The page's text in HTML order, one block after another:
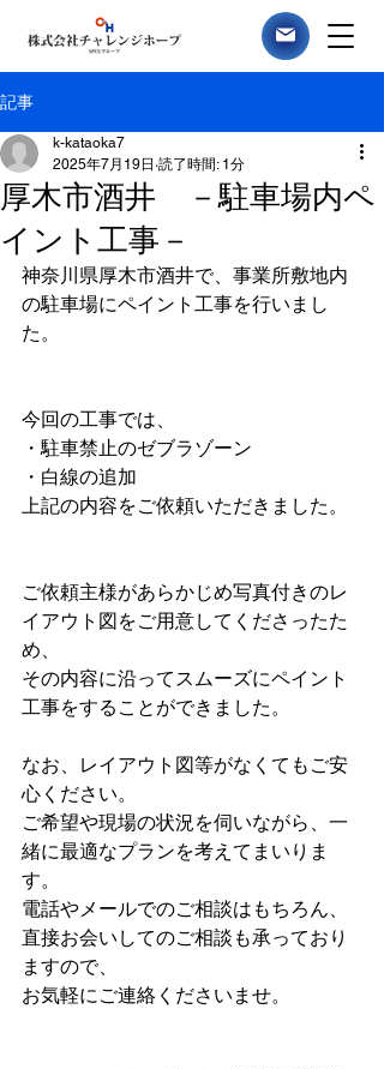
記事
厚木市酒井 －駐車場内ペ
イント工事－
k-kataoka7
2025年7月19日 読了時間: 1分
神奈川県厚木市酒井で、事業所敷地内
の駐車場にペイント工事を行いまし
た。
今回の工事では、
・駐車禁止のゼブラゾーン
・白線の追加
上記の内容をご依頼いただきました。
ご依頼主様があらかじめ写真付きのレ
イアウト図をご用意してくださったた
め、
その内容に沿ってスムーズにペイント
工事をすることができました。
なお、レイアウト図等がなくてもご安
心ください。
ご希望や現場の状況を伺いながら、一
緒に最適なプランを考えてまいりま
す。
電話やメールでのご相談はもちろん、
直接お会いしてのご相談も承っており
ますので、
お気軽にご連絡くださいませ。